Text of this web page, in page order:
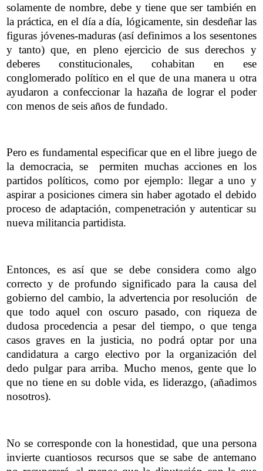
solamente de nombre, debe y tiene que ser también en
la práctica, en el día a día, lógicamente, sin desdeñar las
figuras jóvenes-maduras (así definimos a los sesentones
y tanto) que, en pleno ejercicio de sus derechos y
deberes constitucionales, cohabitan en ese
conglomerado político en el que de una manera u otra
ayudaron a confeccionar la hazaña de lograr el poder
con menos de seis años de fundado.
Pero es fundamental especificar que en el libre juego de
la democracia, se permiten muchas acciones en los
partidos políticos, como por ejemplo: llegar a uno y
aspirar a posiciones cimera sin haber agotado el debido
proceso de adaptación, compenetración y autenticar su
nueva militancia partidista.
Entonces, es así que se debe considera como algo
correcto y de profundo significado para la causa del
gobierno del cambio, la advertencia por resolución de
que todo aquel con oscuro pasado, con riqueza de
dudosa procedencia a pesar del tiempo, o que tenga
casos graves en la justicia, no podrá optar por una
candidatura a cargo electivo por la organización del
dedo pulgar para arriba. Mucho menos, gente que lo
que no tiene en su doble vida, es liderazgo, (añadimos
nosotros).
No se corresponde con la honestidad, que una persona
invierte cuantiosos recursos que se sabe de antemano